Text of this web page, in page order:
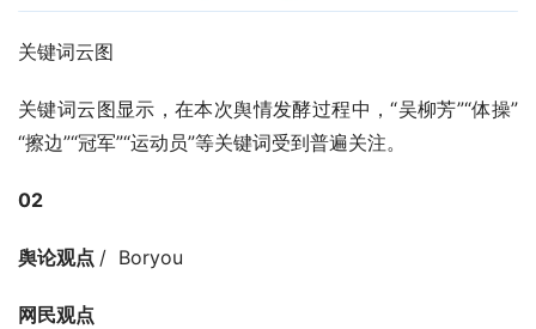
关键词云图
关键词云图显示，在本次舆情发酵过程中，“吴柳芳”“体操”
“擦边”“冠军”“运动员”等关键词受到普遍关注。
02
舆论观点 /  Boryou
网民观点